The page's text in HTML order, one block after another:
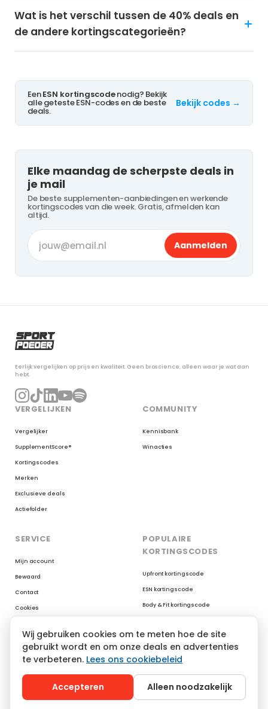
Wat is het verschil tussen de 40% deals en
de andere kortingscategorieën?
EenESN kortingscodenodig? Bekijk
alle geteste ESN-codes en de beste
deals.
Bekijk codes →
Elke maandag de scherpste deals in
je mail
De beste supplementen-aanbiedingen en werkende
kortingscodes van die week. Gratis, afmelden kan
altijd.
Aanmelden
Eerlijk vergelijken op prijs en kwaliteit. Geen broscience, alleen waar je wat aan
hebt.
VERGELIJKEN
Vergelijker
SupplementScore®
Kortingscodes
Merken
Exclusieve deals
Actiefolder
COMMUNITY
Kennisbank
Winacties
SERVICE
Mijn account
Bewaard
Contact
Cookies
POPULAIRE
KORTINGSCODES
Upfront kortingscode
ESN kortingscode
Body & Fit kortingscode
XXL Nutrition kortingscode
AYBL kortingscode
Gymshark kortingscode
Wij gebruiken cookies om te meten hoe de site
gebruikt wordt en om onze deals en advertenties
te verbeteren. Lees ons cookiebeleid
Accepteren Alleen noodzakelijk